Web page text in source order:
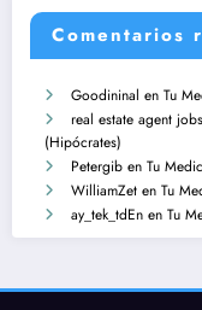
Comentarios
Goodininal en Tu
real estate agent
(Hipócrates)
Petergib en Tu
WilliamZet en Tu
ay_tek_tdEn en Tu